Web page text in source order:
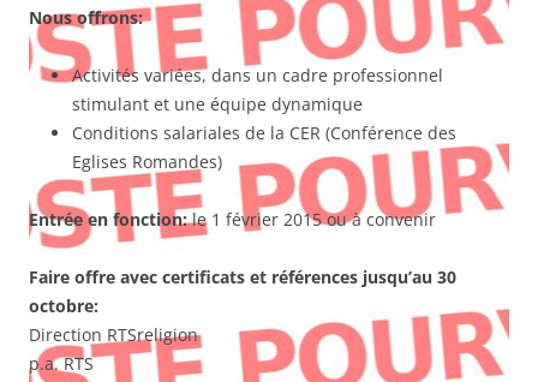
Nous offrons:
Activités variées, dans un cadre professionnel
stimulant et une équipe dynamique
Conditions salariales de la CER (Conférence des
Eglises Romandes)
Entrée en fonction:le 1 février 2015 ou à convenir
Faire offre avec certificats et références jusqu’au 30
octobre:
Direction RTSreligion
p.a. RTS